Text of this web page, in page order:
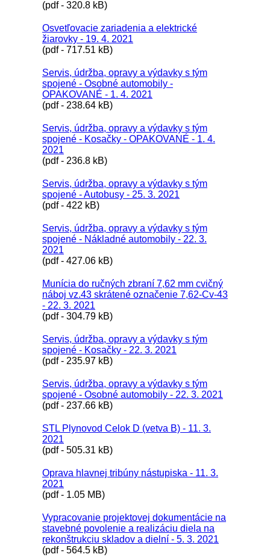
(pdf - 320.8 kB)
Osvetľovacie zariadenia a elektrické
žiarovky - 19. 4. 2021
(pdf - 717.51 kB)
Servis, údržba, opravy a výdavky s tým
spojené - Osobné automobily -
OPAKOVANÉ - 1. 4. 2021
(pdf - 238.64 kB)
Servis, údržba, opravy a výdavky s tým
spojené - Kosačky - OPAKOVANÉ - 1. 4.
2021
(pdf - 236.8 kB)
Servis, údržba, opravy a výdavky s tým
spojené - Autobusy - 25. 3. 2021
(pdf - 422 kB)
Servis, údržba, opravy a výdavky s tým
spojené - Nákladné automobily - 22. 3.
2021
(pdf - 427.06 kB)
Munícia do ručných zbraní 7,62 mm cvičný
náboj vz.43 skrátené označenie 7,62-Cv-43
- 22. 3. 2021
(pdf - 304.79 kB)
Servis, údržba, opravy a výdavky s tým
spojené - Kosačky - 22. 3. 2021
(pdf - 235.97 kB)
Servis, údržba, opravy a výdavky s tým
spojené - Osobné automobily - 22. 3. 2021
(pdf - 237.66 kB)
STL Plynovod Celok D (vetva B) - 11. 3.
2021
(pdf - 505.31 kB)
Oprava hlavnej tribúny nástupiska - 11. 3.
2021
(pdf - 1.05 MB)
Vypracovanie projektovej dokumentácie na
stavebné povolenie a realizáciu diela na
rekonštrukciu skladov a dielní - 5. 3. 2021
(pdf - 564.5 kB)